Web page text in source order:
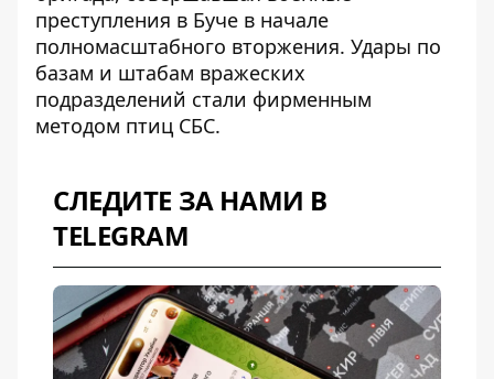
преступления в Буче в начале
полномасштабного вторжения. Удары по
базам и штабам вражеских
подразделений стали фирменным
методом птиц СБС.
СЛЕДИТЕ ЗА НАМИ В
TELEGRAM